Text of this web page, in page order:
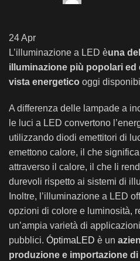
24Apr
L’illuminazione a LED èuna
illuminazione più popolari
vista energetico oggi
A differenza delle lampade a
le luci a LED convertono
utilizzando diodi emettitori di
emettono calore, il che
attraverso il calore, il che li
durevoli rispetto ai sistemi di
Inoltre, l’illuminazione a LED
opzioni di colore e luminosità,
un’ampia varietà di
pubblici. ÓptimaLED è un
produzione e importazione